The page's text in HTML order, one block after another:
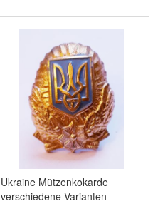
Ukraine Mützenkokarde
verschiedene Varianten